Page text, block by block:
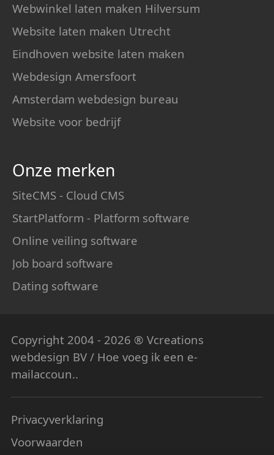
Webwinkel laten maken Hilversum
Website laten maken Utrecht
Eindhoven website laten maken
Webdesign Amersfoort
Amsterdam webdesign bureau
Website voor bedrijf
Onze merken
SiteCMS - Cloud CMS
StartPlatform - Platform software
Online veiling software
Job board software
Dating software
Copyright 2004 - 2026 ® Vcreations
webdesign BV / Hoe voeg ik een e-
mailaccoun..
Privacyverklaring
Voorwaarden